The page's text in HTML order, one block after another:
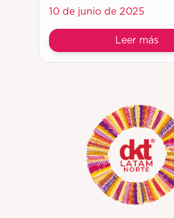
10 de junio de 2025
Leer más